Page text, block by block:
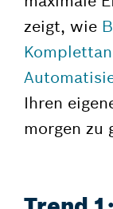
zeigt, wie
Ihren
morgen zu